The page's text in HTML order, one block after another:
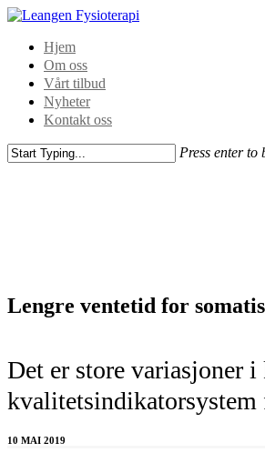
Hjem
Om oss
Vårt tilbud
Nyheter
Kontakt oss
Press enter to
Lengre ventetid for
Det er store variasjoner
kvalitetsindikatorsystem
10 MAI 2019